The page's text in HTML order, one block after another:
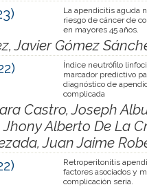
La apendicitis aguda
riesgo de cáncer de
en mayores 45 años.
Javier Gómez
Índice neutrófilo
marcador predictivo
diagnóstico de
complicada
Castro, Joseph
Alberto De La
Juan Jaime
Retroperitonitis
factores asociados y
complicación seria.